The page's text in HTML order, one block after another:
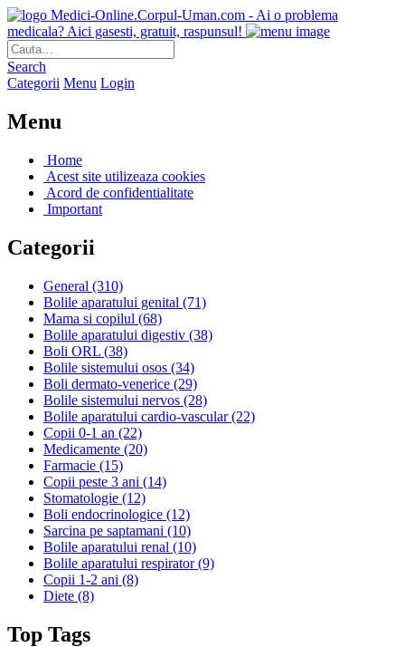
Medici-Online.Corpul-Uman.com - Ai o problema
medicala? Aici gasesti, gratuit, raspunsul!
Search
Categorii Menu Login
Menu
Home
Acest site utilizeaza cookies
Acord de confidentialitate
Important
Categorii
General (310)
Bolile aparatului genital (71)
Mama si copilul (68)
Bolile aparatului digestiv (38)
Boli ORL (38)
Bolile sistemului osos (34)
Boli dermato-venerice (29)
Bolile sistemului nervos (28)
Bolile aparatului cardio-vascular(22)
Copii 0-1 an (22)
Medicamente (20)
Farmacie (15)
Copii peste 3 ani (14)
Stomatologie (12)
Boli endocrinologice (12)
Sarcina pe saptamani (10)
Bolile aparatului renal (10)
Bolile aparatului respirator(9)
Copii 1-2 ani (8)
Diete (8)
Top Tags